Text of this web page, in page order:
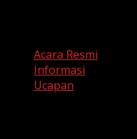
Acara Resmi
Informasi
Ucapan